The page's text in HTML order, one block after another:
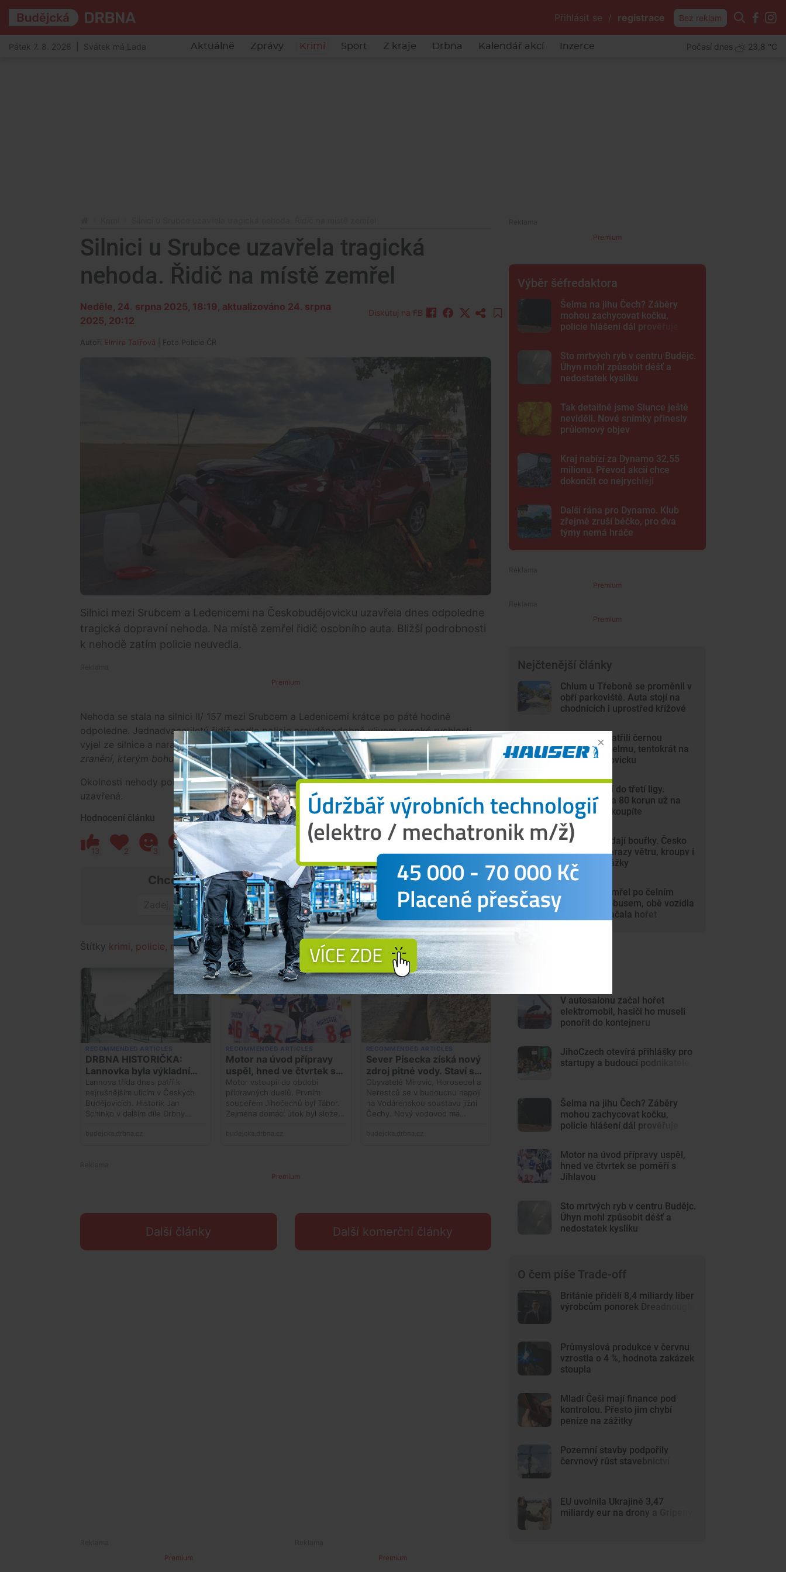
Přihlásit se / registrace Bez reklam
Pátek 7. 8. 2026 | Svátek má Lada Aktuálně Zprávy Krimi Sport Z kraje Drbna Kalendář akcí Inzerce Počasí dnes 23,8 °C
Silnici u Srubce uzavřela tragická
nehoda. Řidič na místě zemřel
Neděle, 24. srpna 2025, 18:19, aktualizováno 24. srpna
2025, 20:12
Diskutuj na FB
Autoři Elmira Talířová | Foto Policie ČR
Silnici mezi Srubcem a Ledenicemi na Českobudějovicku uzavřela dnes odpoledne
tragická dopravní nehoda. Na místě zemřel řidič osobního auta. Bližší podrobnosti
k nehodě zatím policie neuvedla.
Premium
Nehoda se stala na silnici II/ 157 mezi Srubcem a Ledenicemi krátce po páté hodině
odpoledne. Jednadvacetiletý řidič podle policie pravděpodobně vlivem vysoké rychlosti
vyjel ze silnice a narazil do stromu. „Řidič osobního vozidla při dopravní nehodě utrpěl
zranění, kterým bohužel na místě podlehl,“uvedl policejní mluvčíMiroslav Šupík.
Okolnosti nehody policie stále vyšetřuje. Silnice je mezi Zborovem a Srubcem stále
uzavřená.
Hodnocení článku
13 2 3 24
Chceš mít přehled o tom, co se děje kolem tebe?
Přihlásit
Štítky krimi policie nehoda
Premium
Další články Další komerční články
Premium
Výběr šéfredaktora
Šelma na jihu Čech? Záběry
mohou zachycovat kočku,
policie hlášení dál prověřuje
Sto mrtvých ryb v centru Budějc.
Úhyn mohl způsobit déšť a
nedostatek kyslíku
Tak detailně jsme Slunce ještě
neviděli. Nové snímky přinesly
průlomový objev
Kraj nabízí za Dynamo 32,55
milionu. Převod akcií chce
dokončit co nejrychleji
Další rána pro Dynamo. Klub
zřejmě zruší béčko, pro dva
týmy nemá hráče
Premium
Premium
Nejčtenější články
Chlum u Třeboně se proměnil v
obří parkoviště. Auta stojí na
chodnících i uprostřed křížové
Lidé opět spatřili černou
kočkovitou šelmu, tentokrát na
Českobudějovicku
Dynamo míří do třetí ligy.
Vstupenky za 80 korun už na
internetu nekoupíte
Vedra vystřídají bouřky. Česko
zasáhnou nárazy větru, kroupy i
přívalové srážky
Motorkář zemřel po čelním
střetu s autobusem, obě vozidla
po nárazu začala hořet
V autosalonu začal hořet
elektromobil, hasiči ho museli
ponořit do kontejneru
JihoCzech otevírá přihlášky pro
startupy a budoucí podnikatele
Šelma na jihu Čech? Záběry
mohou zachycovat kočku,
policie hlášení dál prověřuje
Motor na úvod přípravy uspěl,
hned ve čtvrtek se poměří s
Jihlavou
Sto mrtvých ryb v centru Budějc.
Úhyn mohl způsobit déšť a
nedostatek kyslíku
O čem píše Trade-off
Británie přidělí 8,4 miliardy liber
výrobcům ponorek Dreadnought
Průmyslová produkce v červnu
vzrostla o 4 %, hodnota zakázek
stoupla
Mladí Češi mají finance pod
kontrolou. Přesto jim chybí
peníze na zážitky
Pozemní stavby podpořily
červnový růst stavebnictví
EU uvolnila Ukrajině 3,47
miliardy eur na drony a Gripeny
Premium Premium